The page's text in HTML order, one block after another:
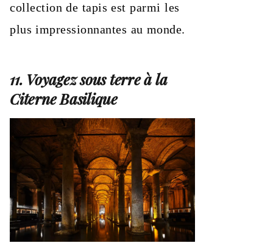
collection de tapis est parmi les
plus impressionnantes au monde.
11. Voyagez sous terre à la
Citerne Basilique